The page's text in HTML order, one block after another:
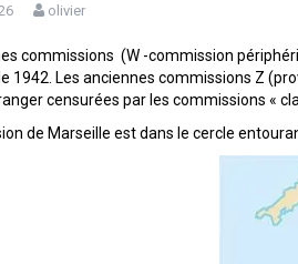
olivier
commissions (W -commission
1942. Les anciennes commissions Z
censurées par les commissions «
de Marseille est dans le cercle